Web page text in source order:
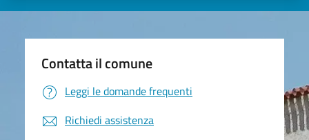
Contatta il comune
Leggi le domande frequenti
Richiedi assistenza